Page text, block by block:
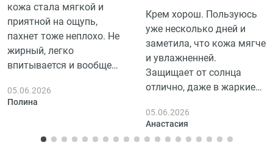
кожа стала мягкой и
приятной на ощупь,
пахнет тоже неплохо. Не
жирный, легко
впитывается и вообще
05.06.2026
Полина
Крем хорош. Пользуюсь
уже несколько дней и
заметила, что кожа мягче
и увлажненней.
Защищает от солнца
отлично, даже в жаркие
навязчивый, что радует.
Единственное, что
хотелось бы, чтобы
05.06.2026
Анастасия